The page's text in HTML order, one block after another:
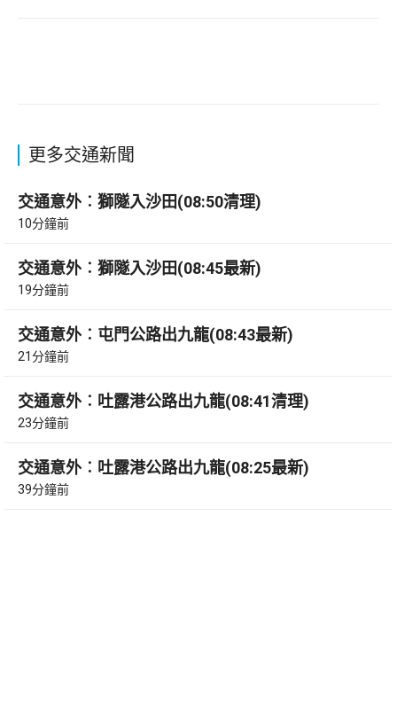
更多交通新聞
交通意外︰獅隧入沙田(08:50清理)
10分鐘前
交通意外︰獅隧入沙田(08:45最新)
19分鐘前
交通意外︰屯門公路出九龍(08:43最新)
21分鐘前
交通意外︰吐露港公路出九龍(08:41清理)
23分鐘前
交通意外︰吐露港公路出九龍(08:25最新)
39分鐘前